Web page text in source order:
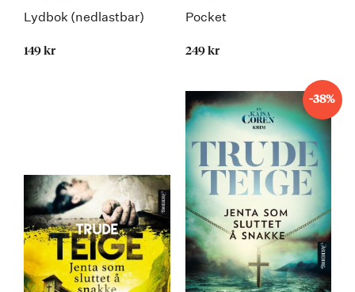
Lydbok (nedlastbar)
149 kr
Pocket
249 kr
-38%